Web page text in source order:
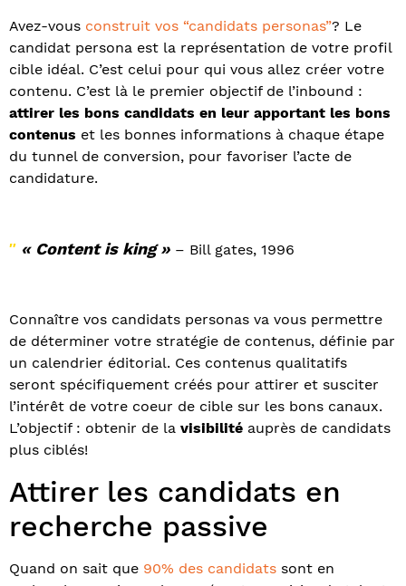
Avez-vous construit vos “candidats personas”? Le
candidat persona est la représentation de votre profil
cible idéal. C’est celui pour qui vous allez créer votre
contenu. C’est là le premier objectif de l’inbound :
attirer les bons candidats en leur apportant les bons
contenus et les bonnes informations à chaque étape
du tunnel de conversion, pour favoriser l’acte de
candidature.
″ « Content is king » – Bill gates, 1996
Connaître vos candidats personas va vous permettre
de déterminer votre stratégie de contenus, définie par
un calendrier éditorial. Ces contenus qualitatifs
seront spécifiquement créés pour attirer et susciter
l’intérêt de votre coeur de cible sur les bons canaux.
L’objectif : obtenir de la visibilité auprès de candidats
plus ciblés!
Attirer les candidats en
recherche passive
Quand on sait que 90% des candidats sont en